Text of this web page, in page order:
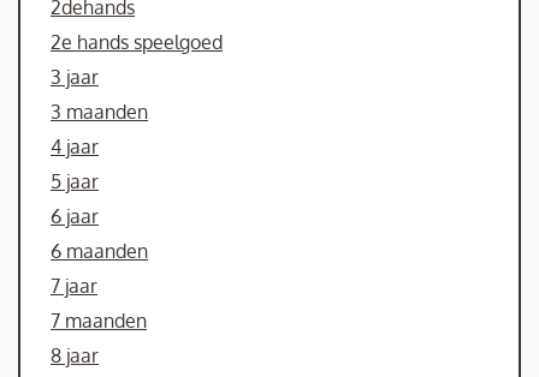
2dehands
2e hands speelgoed
3 jaar
3 maanden
4 jaar
5 jaar
6 jaar
6 maanden
7 jaar
7 maanden
8 jaar